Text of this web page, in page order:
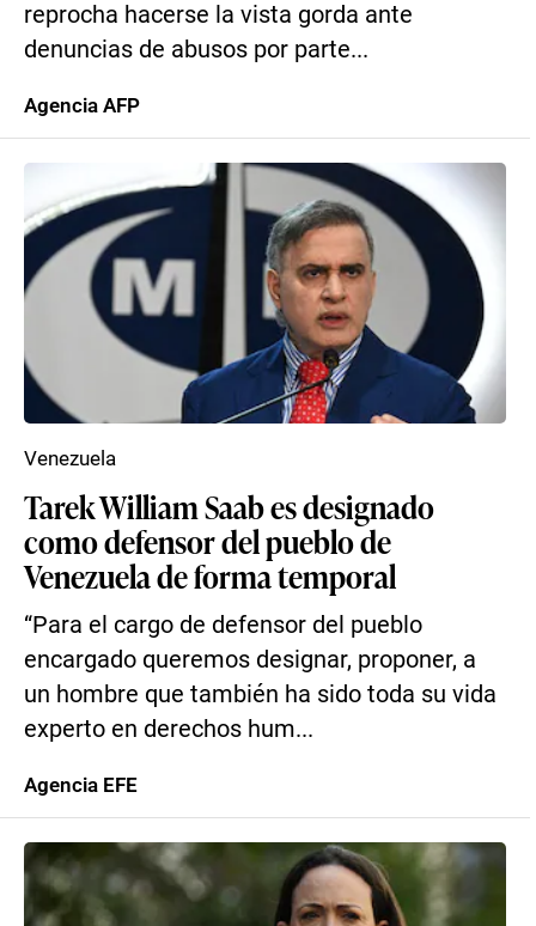
reprocha hacerse la vista gorda ante
denuncias de abusos por parte...
Agencia AFP
Tarek William Saab es designado
como defensor del pueblo de
Venezuela de forma temporal
“Para el cargo de defensor del pueblo
encargado queremos designar, proponer, a
un hombre que también ha sido toda su vida
experto en derechos hum...
Venezuela
Agencia EFE